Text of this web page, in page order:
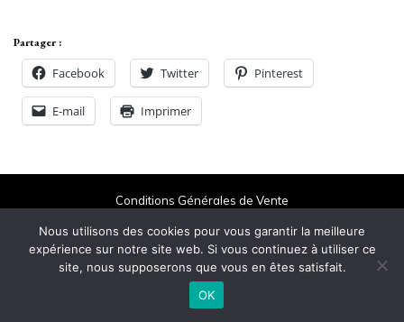
Partager :
Facebook Twitter Pinterest
E-mail Imprimer
Conditions Générales de Vente
© 2021 Imane Magazine All rights reserved.
Nous utilisons des cookies pour vous garantir la meilleure
expérience sur notre site web. Si vous continuez à utiliser ce
site, nous supposerons que vous en êtes satisfait.
OK